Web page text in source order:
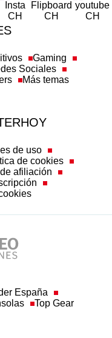
Sociales
Más temas
de cookies
afiliación
Top Gear